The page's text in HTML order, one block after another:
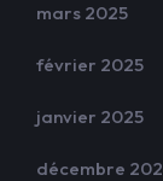
mars 2025
février 2025
janvier 2025
décembre